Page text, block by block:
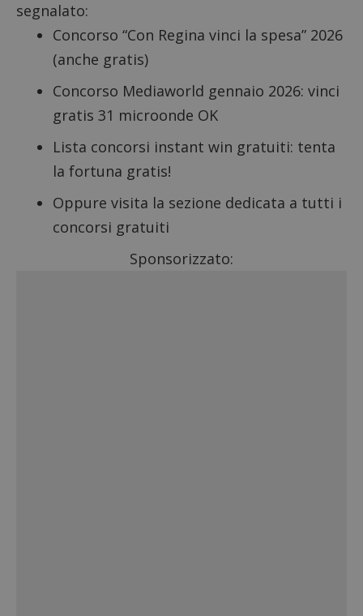
segnalato:
Concorso “Con Regina vinci la spesa” 2026
(anche gratis)
Concorso Mediaworld gennaio 2026: vinci
gratis 31 microonde OK
Lista concorsi instant win gratuiti: tenta
la fortuna gratis!
Oppure visita la sezione dedicata a tutti i
concorsi gratuiti
Sponsorizzato: